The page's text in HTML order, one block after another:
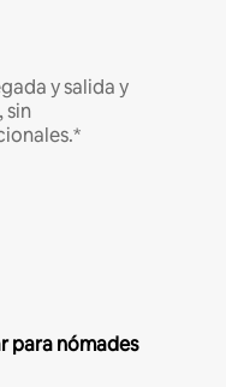
y salida y
sin
para nómades